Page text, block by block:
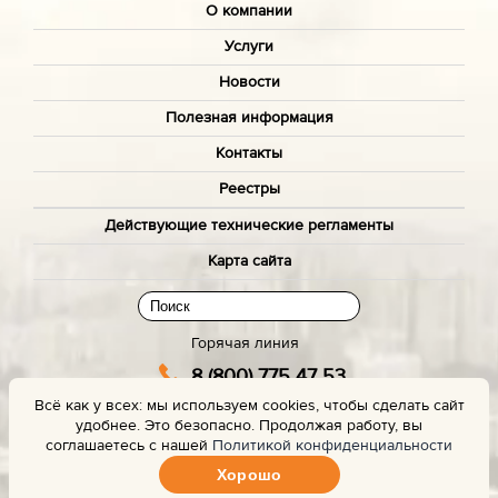
О компании
Услуги
Новости
Полезная информация
Контакты
Реестры
Действующие технические регламенты
Карта сайта
Горячая линия
8 (800) 775 47 53
(звонок бесплатный)
Заказать звонок с сайта
Задать вопрос эксперту
Всё как у всех: мы используем cookies, чтобы сделать сайт
удобнее. Это безопасно. Продолжая работу, вы
соглашаетесь с нашей Политикой конфиденциальности
Хорошо